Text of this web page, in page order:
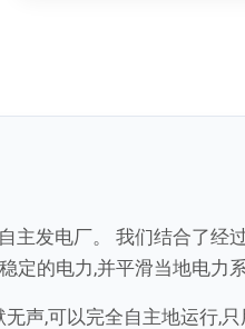
主发电厂。 我们结合了经
定的电力,并平滑当地电力
无声,可以完全自主地运行,